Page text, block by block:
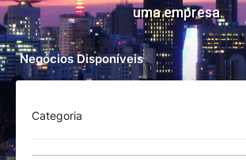
uma empresa
Negócios Disponíveis
Categoria